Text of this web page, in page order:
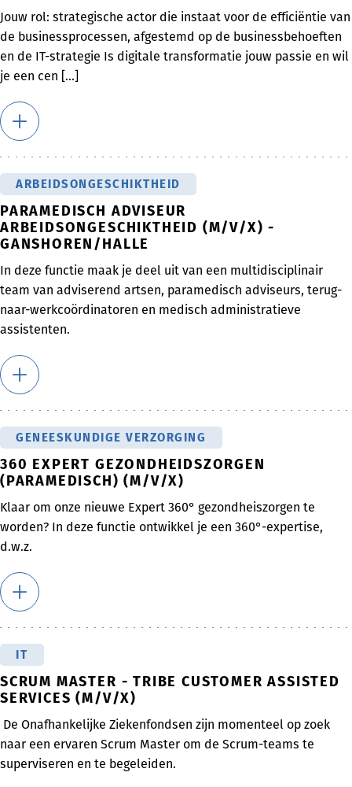
Jouw rol: strategische actor die instaat voor de efficiëntie van
de businessprocessen, afgestemd op de businessbehoeften
en de IT-strategie Is digitale transformatie jouw passie en wil
je een cen [...]
ARBEIDSONGESCHIKTHEID
PARAMEDISCH ADVISEUR
ARBEIDSONGESCHIKTHEID (M/V/X) -
GANSHOREN/HALLE
In deze functie maak je deel uit van een multidisciplinair
team van adviserend artsen, paramedisch adviseurs, terug-
naar-werkcoördinatoren en medisch administratieve
assistenten.
GENEESKUNDIGE VERZORGING
360 EXPERT GEZONDHEIDSZORGEN
(PARAMEDISCH) (M/V/X)
Klaar om onze nieuwe Expert 360° gezondheiszorgen te
worden? In deze functie ontwikkel je een 360°-expertise,
d.w.z.
IT
SCRUM MASTER - TRIBE CUSTOMER ASSISTED
SERVICES (M/V/X)
De Onafhankelijke Ziekenfondsen zijn momenteel op zoek
naar een ervaren Scrum Master om de Scrum-teams te
superviseren en te begeleiden.